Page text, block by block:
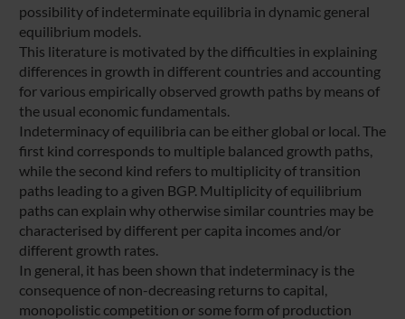
possibility of indeterminate equilibria in dynamic general
equilibrium models.
This literature is motivated by the difficulties in explaining
differences in growth in different countries and accounting
for various empirically observed growth paths by means of
the usual economic fundamentals.
Indeterminacy of equilibria can be either global or local. The
first kind corresponds to multiple balanced growth paths,
while the second kind refers to multiplicity of transition
paths leading to a given BGP. Multiplicity of equilibrium
paths can explain why otherwise similar countries may be
characterised by different per capita incomes and/or
different growth rates.
In general, it has been shown that indeterminacy is the
consequence of non-decreasing returns to capital,
monopolistic competition or some form of production